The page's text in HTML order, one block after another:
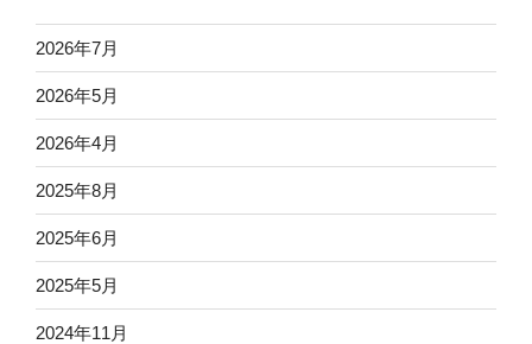
2026年7月
2026年5月
2026年4月
2025年8月
2025年6月
2025年5月
2024年11月